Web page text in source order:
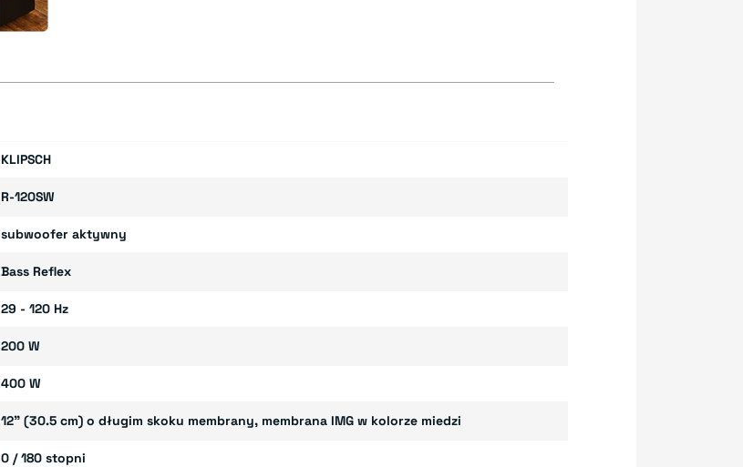
KLIPSCH
R-120SW
subwoofer aktywny
Bass Reflex
29 - 120 Hz
200 W
400 W
12" (30.5 cm) o długim skoku membrany, membrana IMG w kolorze miedzi
0 / 180 stopni